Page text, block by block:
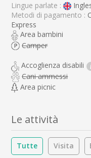
Lingue parlate :
Metodi di pagamento :
Express
Area bambini
Camper
Accoglienza disabili
Cani ammessi
Area picnic
Le attività
Tutte Visita